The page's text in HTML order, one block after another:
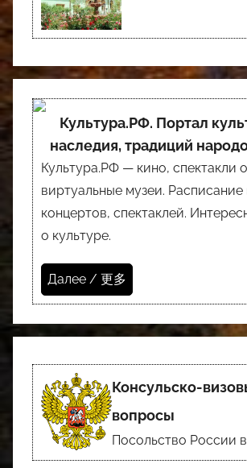
Культура.РФ. Портал
наследия, традиций
Культура.РФ — кино, спектакли
виртуальные музеи. Расписание
концертов, спектаклей.
о культуре.
Далее / 更多
Консульско-
вопросы
Посольство России